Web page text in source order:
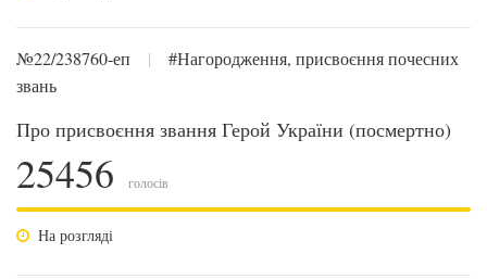
№22/238760-еп |
#Нагородження, присвоєння почесних
звань
Про присвоєння звання Герой України (посмертно)
25456 голосів
На розгляді